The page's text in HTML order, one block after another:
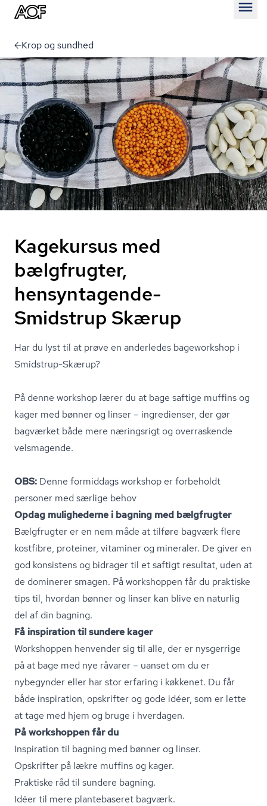
Krop og sundhed
Kagekursus med
bælgfrugter,
hensyntagende-
Smidstrup Skærup
Har du lyst til at prøve en anderledes bageworkshop i
Smidstrup-Skærup?
På denne workshop lærer du at bage saftige muffins og
kager med bønner og linser – ingredienser, der gør
bagværket både mere næringsrigt og overraskende
velsmagende.
OBS: Denne formiddags workshop er forbeholdt
personer med særlige behov
Opdag mulighederne i bagning med bælgfrugter
Bælgfrugter er en nem måde at tilføre bagværk flere
kostfibre, proteiner, vitaminer og mineraler. De giver en
god konsistens og bidrager til et saftigt resultat, uden at
de dominerer smagen. På workshoppen får du praktiske
tips til, hvordan bønner og linser kan blive en naturlig
del af din bagning.
Få inspiration til sundere kager
Workshoppen henvender sig til alle, der er nysgerrige
på at bage med nye råvarer – uanset om du er
nybegynder eller har stor erfaring i køkkenet. Du får
både inspiration, opskrifter og gode idéer, som er lette
at tage med hjem og bruge i hverdagen.
På workshoppen får du
Inspiration til bagning med bønner og linser.
Opskrifter på lækre muffins og kager.
Praktiske råd til sundere bagning.
Idéer til mere plantebaseret bagværk.